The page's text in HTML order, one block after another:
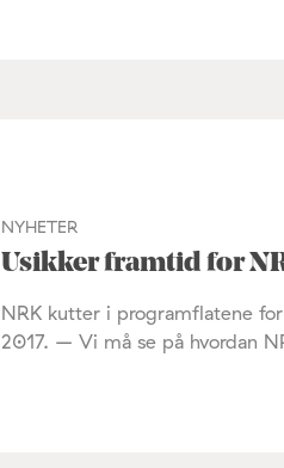
NYHETER
Usikker framtid for
NRK kutter i programflatene
2017. – Vi må se på hvordan